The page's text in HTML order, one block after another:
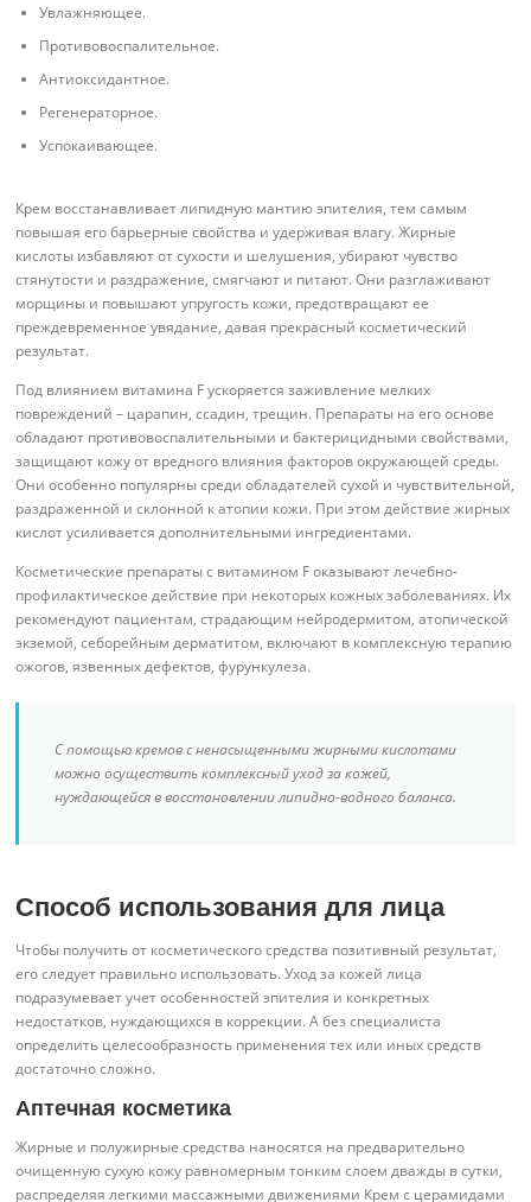
Увлажняющее.
Противовоспалительное.
Антиоксидантное.
Регенераторное.
Успокаивающее.
Крем восстанавливает липидную мантию эпителия, тем самым
повышая его барьерные свойства и удерживая влагу. Жирные
кислоты избавляют от сухости и шелушения, убирают чувство
стянутости и раздражение, смягчают и питают. Они разглаживают
морщины и повышают упругость кожи, предотвращают ее
преждевременное увядание, давая прекрасный косметический
результат.
Под влиянием витамина F ускоряется заживление мелких
повреждений – царапин, ссадин, трещин. Препараты на его основе
обладают противовоспалительными и бактерицидными свойствами,
защищают кожу от вредного влияния факторов окружающей среды.
Они особенно популярны среди обладателей сухой и чувствительной,
раздраженной и склонной к атопии кожи. При этом действие жирных
кислот усиливается дополнительными ингредиентами.
Косметические препараты с витамином F оказывают лечебно-
профилактическое действие при некоторых кожных заболеваниях. Их
рекомендуют пациентам, страдающим нейродермитом, атопической
экземой, себорейным дерматитом, включают в комплексную терапию
ожогов, язвенных дефектов, фурункулеза.
С помощью кремов с ненасыщенными жирными кислотами
можно осуществить комплексный уход за кожей,
нуждающейся в восстановлении липидно-водного баланса.
Способ использования для лица
Чтобы получить от косметического средства позитивный результат,
его следует правильно использовать. Уход за кожей лица
подразумевает учет особенностей эпителия и конкретных
недостатков, нуждающихся в коррекции. А без специалиста
определить целесообразность применения тех или иных средств
достаточно сложно.
Аптечная косметика
Жирные и полужирные средства наносятся на предварительно
очищенную сухую кожу равномерным тонким слоем дважды в сутки,
распределяя легкими массажными движениями Крем с церамидами